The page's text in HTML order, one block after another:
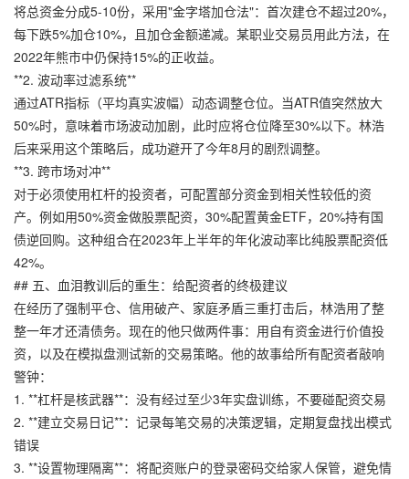
将总资金分成5-10份，采用"金字塔加仓法"：首次建仓不超过20%，
每下跌5%加仓10%，且加仓金额递减。某职业交易员用此方法，在
2022年熊市中仍保持15%的正收益。
**2. 波动率过滤系统**
通过ATR指标（平均真实波幅）动态调整仓位。当ATR值突然放大
50%时，意味着市场波动加剧，此时应将仓位降至30%以下。林浩
后来采用这个策略后，成功避开了今年8月的剧烈调整。
**3. 跨市场对冲**
对于必须使用杠杆的投资者，可配置部分资金到相关性较低的资
产。例如用50%资金做股票配资，30%配置黄金ETF，20%持有国
债逆回购。这种组合在2023年上半年的年化波动率比纯股票配资低
42%。
## 五、血泪教训后的重生：给配资者的终极建议
在经历了强制平仓、信用破产、家庭矛盾三重打击后，林浩用了整
整一年才还清债务。现在的他只做两件事：用自有资金进行价值投
资，以及在模拟盘测试新的交易策略。他的故事给所有配资者敲响
警钟：
1. **杠杆是核武器**：没有经过至少3年实盘训练，不要碰配资交易
2. **建立交易日记**：记录每笔交易的决策逻辑，定期复盘找出模式
错误
3. **设置物理隔离**：将配资账户的登录密码交给家人保管，避免情